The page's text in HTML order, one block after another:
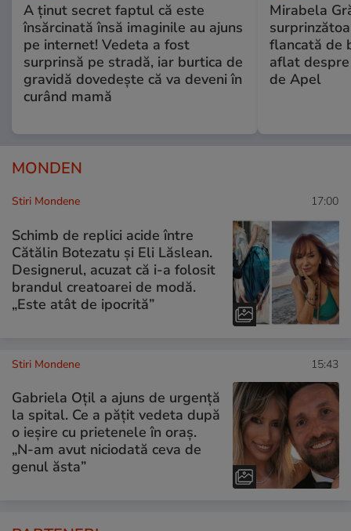
A ținut secret faptul că este
însărcinată însă imaginile au ajuns
pe internet! Vedeta a fost
surprinsă pe stradă, iar burtica de
gravidă dovedește că va deveni în
curând mamă
Mirabela
flancată de
aflat
de Apel
MONDEN
Stiri Mondene 17:00
Schimb de replici acide între
Cătălin Botezatu și Eli Lăslean.
Designerul, acuzat că i-a folosit
brandul creatoarei de modă.
„Este atât de ipocrită”
Stiri Mondene 15:43
Gabriela Oțil a ajuns de urgență
la spital. Ce a pățit vedeta după
o ieșire cu prietenele în oraș.
„N-am avut niciodată ceva de
genul ăsta”